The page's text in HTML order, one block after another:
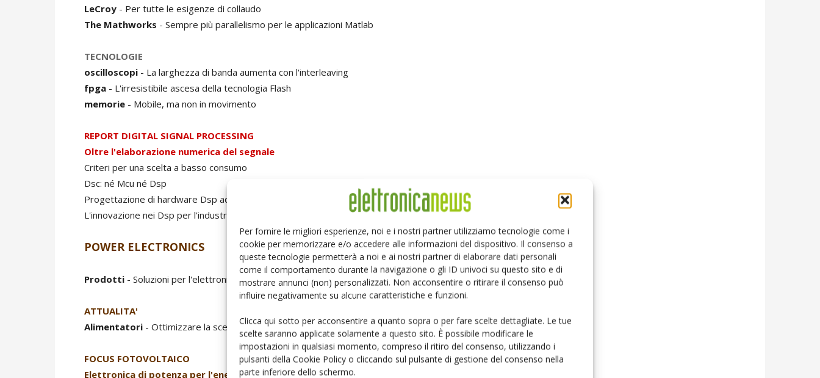
Per fornire le migliori esperienze, noi e i nostri partner utilizziamo tecnologie come i
cookie per memorizzare e/o accedere alle informazioni del dispositivo. Il consenso a
queste tecnologie permetterà a noi e ai nostri partner di elaborare dati personali
come il comportamento durante la navigazione o gli ID univoci su questo sito e di
mostrare annunci (non) personalizzati. Non acconsentire o ritirare il consenso può
influire negativamente su alcune caratteristiche e funzioni.
Clicca qui sotto per acconsentire a quanto sopra o per fare scelte dettagliate. Le tue
scelte saranno applicate solamente a questo sito. È possibile modificare le
impostazioni in qualsiasi momento, compreso il ritiro del consenso, utilizzando i
pulsanti della Cookie Policy o cliccando sul pulsante di gestione del consenso nella
parte inferiore dello schermo.
LeCroy - Per tutte le esigenze di collaudo
The Mathworks - Sempre più parallelismo per le applicazioni Matlab
TECNOLOGIE
oscilloscopi - La larghezza di banda aumenta con l'interleaving
fpga - L'irresistibile ascesa della tecnologia Flash
memorie - Mobile, ma non in movimento
REPORT DIGITAL SIGNAL PROCESSING
Oltre l'elaborazione numerica del segnale
Criteri per una scelta a basso consumo
Dsc: né Mcu né Dsp
Progettazione di hardware Dsp ad elevate prestazioni
L'innovazione nei Dsp per l'industriale
POWER ELECTRONICS
Prodotti - Soluzioni per l'elettronica di potenza
ATTUALITA'
Alimentatori - Ottimizzare la scelta dell'alimentazione
FOCUS FOTOVOLTAICO
Elettronica di potenza per l'energia solare